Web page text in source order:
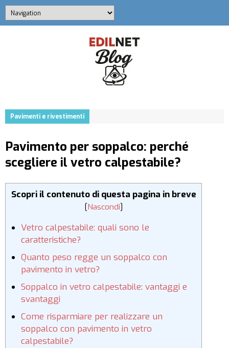
Pavimenti e rivestimenti
Pavimento per soppalco: perché
scegliere il vetro calpestabile?
Scopri il contenuto di questa pagina in breve
[Nascondi]
Vetro calpestabile: quali sono le
caratteristiche?
Quanto peso regge un soppalco con
pavimento in vetro?
Soppalco in vetro calpestabile: vantaggi e
svantaggi
Come risparmiare per realizzare un
soppalco con pavimento in vetro
calpestabile?